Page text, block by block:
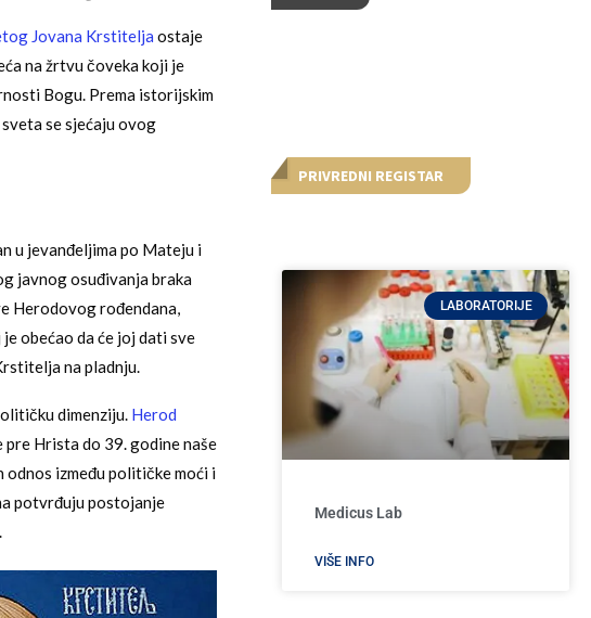
Jovana Krstitelja ostaje
na žrtvu čoveka koji je
Bogu. Prema istorijskim
se sjećaju ovog
u jevanđeljima po Mateju i
javnog osuđivanja braka
Herodovog rođendana,
obećao da će joj dati sve
na pladnju.
dimenziju. Herod
Hrista do 39. godine naše
između političke moći i
potvrđuju postojanje
PRIVREDNI REGISTAR
LABORATORIJE
Medicus Lab
VIŠE INFO